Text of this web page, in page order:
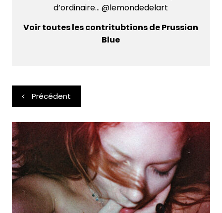
d’ordinaire... @lemondedelart
Voir toutes les contritubtions de Prussian
Blue
Navigation
de
l’article
Précédent